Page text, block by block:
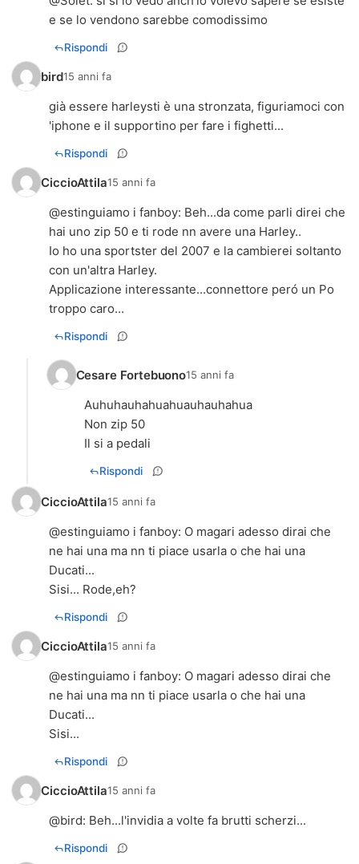
e se lo vendono sarebbe comodissimo
Rispondi
bird15 anni fa
già essere harleysti è una stronzata, figuriamoci con
'iphone e il supportino per fare i fighetti...
Rispondi
CiccioAttila15 anni fa
@estinguiamo i fanboy: Beh...da come parli direi che
hai uno zip 50 e ti rode nn avere una Harley..
Io ho una sportster del 2007 e la cambierei soltanto
con un'altra Harley.
Applicazione interessante...connettore peró un Po
troppo caro...
Rispondi
Cesare Fortebuono15 anni fa
Auhuhauhahuahuauhauhahua
Non zip 50
Il si a pedali
Rispondi
CiccioAttila15 anni fa
@estinguiamo i fanboy: O magari adesso dirai che
ne hai una ma nn ti piace usarla o che hai una
Ducati...
Sisi... Rode,eh?
Rispondi
CiccioAttila15 anni fa
@estinguiamo i fanboy: O magari adesso dirai che
ne hai una ma nn ti piace usarla o che hai una
Ducati...
Sisi...
Rispondi
CiccioAttila15 anni fa
@bird: Beh...l'invidia a volte fa brutti scherzi...
Rispondi